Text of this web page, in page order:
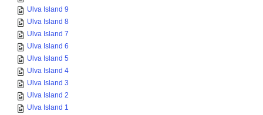
Ulva Island 9
Ulva Island 8
Ulva Island 7
Ulva Island 6
Ulva Island 5
Ulva Island 4
Ulva Island 3
Ulva Island 2
Ulva Island 1